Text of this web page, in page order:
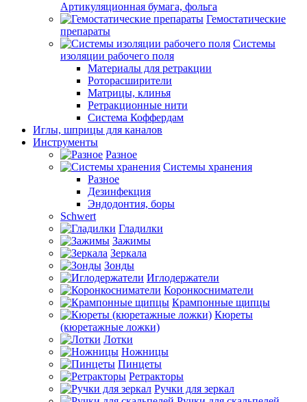
Артикуляционная бумага, фольга
Гемостатические
препараты
Системы
изоляции рабочего поля
Материалы для ретракции
Роторасширители
Матрицы, клинья
Ретракционные нити
Система Коффердам
Иглы, шприцы для каналов
Инструменты
Разное
Системы хранения
Разное
Дезинфекция
Эндодонтия, боры
Schwert
Гладилки
Зажимы
Зеркала
Зонды
Иглодержатели
Коронкосниматели
Крампонные щипцы
Кюреты
(кюретажные ложки)
Лотки
Ножницы
Пинцеты
Ретракторы
Ручки для зеркал